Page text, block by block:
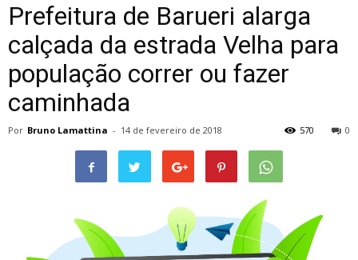
Prefeitura de Barueri alarga
calçada da estrada Velha para
população correr ou fazer
caminhada
Por Bruno Lamattina - 14 de fevereiro de 2018 0
570